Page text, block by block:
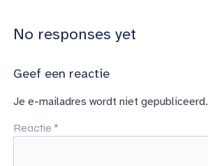
No responses yet
Geef een reactie
Je e-mailadres wordt niet gepubliceerd.
Reactie *